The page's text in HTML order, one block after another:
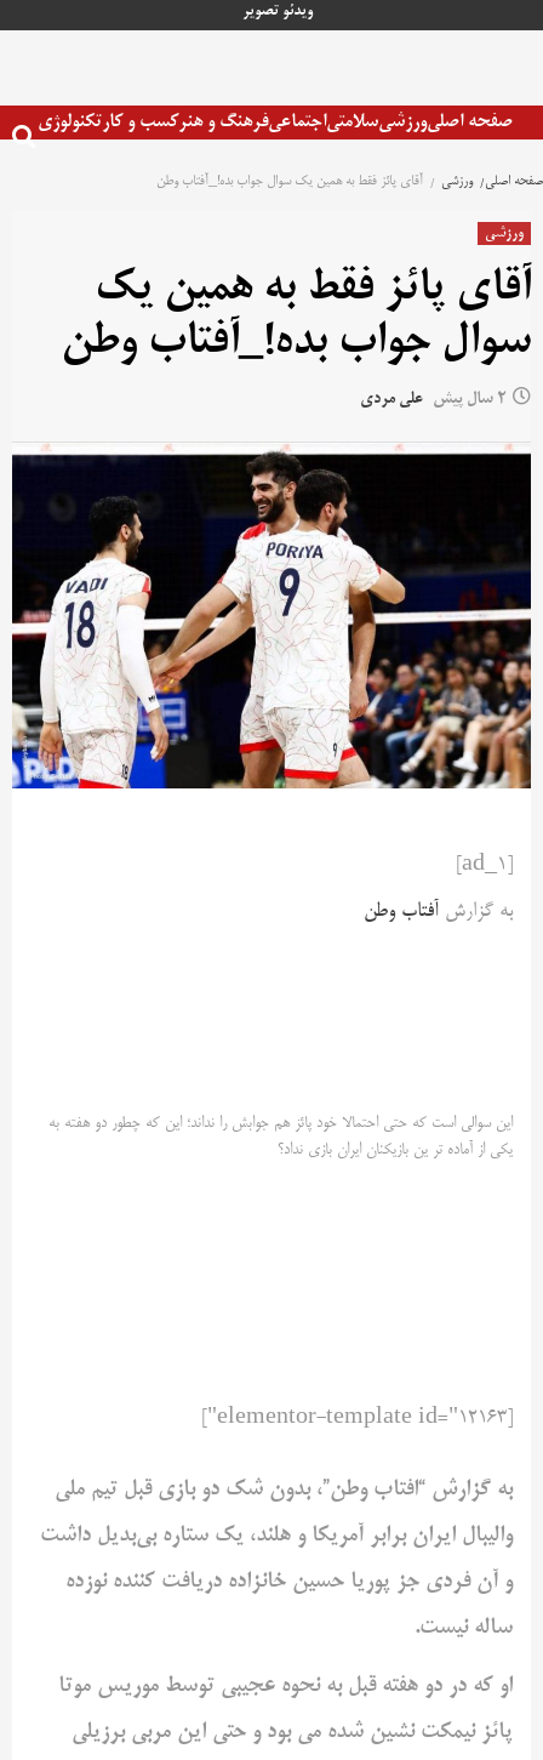
ویدئو تصویر
صفحه اصلیورزشیسلامتیاجتماعیفرهنگ و هنرکسب و کارتکنولوژی
صفحه اصلی ورزشی آقای پائز فقط به همین یک سوال جواب بده!_آفتاب وطن
ورزشی
آقای پائز فقط به همین یک
سوال جواب بده!_آفتاب وطن
2 سال پیش علی مردی
به گزارش آفتاب وطن
این سوالی است که حتی احتمالا خود پائز هم جوابش را نداند؛ این که چطور دو هفته به
یکی از آماده تر ین بازیکنان ایران بازی نداد؟
به گزارش “افتاب وطن”، بدون شک دو بازی قبل تیم ملی
والیبال ایران برابر آمریکا و هلند، یک ستاره بی‌بدیل داشت
و آن فردی جز پوریا حسین خانزاده دریافت کننده نوزده
ساله نیست.
او که در دو هفته قبل به نحوه عجیبی توسط موریس موتا
پائز نیمکت نشین شده می بود و حتی این مربی برزیلی